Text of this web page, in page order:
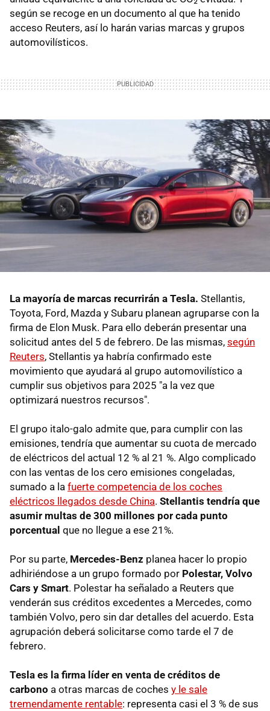
según se recoge en un documento al que ha tenido
acceso Reuters, así lo harán varias marcas y grupos
automovilísticos.
La mayoría de marcas recurrirán a Tesla. Stellantis,
Toyota, Ford, Mazda y Subaru planean agruparse con la
firma de Elon Musk. Para ello deberán presentar una
solicitud antes del 5 de febrero. De las mismas, según
Reuters, Stellantis ya habría confirmado este
movimiento que ayudará al grupo automovilístico a
cumplir sus objetivos para 2025 "a la vez que
optimizará nuestros recursos".
El grupo italo-galo admite que, para cumplir con las
emisiones, tendría que aumentar su cuota de mercado
de eléctricos del actual 12 % al 21 %. Algo complicado
con las ventas de los cero emisiones congeladas,
sumado a la fuerte competencia de los coches
eléctricos llegados desde China. Stellantis tendría que
asumir multas de 300 millones por cada punto
porcentual que no llegue a ese 21%.
Por su parte, Mercedes-Benz planea hacer lo propio
adhiriéndose a un grupo formado por Polestar, Volvo
Cars y Smart. Polestar ha señalado a Reuters que
venderán sus créditos excedentes a Mercedes, como
también Volvo, pero sin dar detalles del acuerdo. Esta
agrupación deberá solicitarse como tarde el 7 de
febrero.
Tesla es la firma líder en venta de créditos de
carbono a otras marcas de coches y le sale
tremendamente rentable: representa casi el 3 % de sus